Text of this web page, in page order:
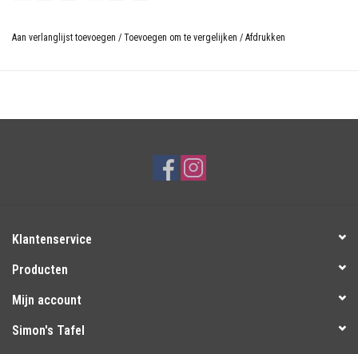
Aan verlanglijst toevoegen / Toevoegen om te vergelijken / Afdrukken
Klantenservice
Producten
Mijn account
Simon's Tafel